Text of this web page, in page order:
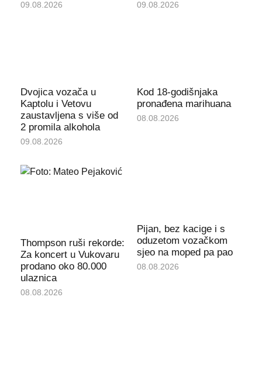
09.08.2026 09.08.2026
Dvojica vozača u
Kaptolu i Vetovu
zaustavljena s više od
2 promila alkohola
09.08.2026
Kod 18-godišnjaka
pronađena marihuana
08.08.2026
Thompson ruši rekorde:
Za koncert u Vukovaru
prodano oko 80.000
ulaznica
08.08.2026
Pijan, bez kacige i s
oduzetom vozačkom
sjeo na moped pa pao
08.08.2026